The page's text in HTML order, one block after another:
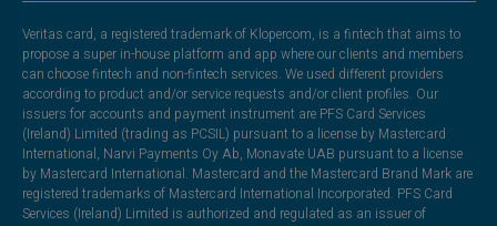
Veritas card, a registered trademark of Klopercom, is a fintech that aims to
propose a super in-house platform and app where our clients and members
can choose fintech and non-fintech services. We used different providers
according to product and/or service requests and/or client profiles. Our
issuers for accounts and payment instrument are PFS Card Services
(Ireland) Limited (trading as PCSIL) pursuant to a license by Mastercard
International, Narvi Payments Oy Ab, Monavate UAB pursuant to a license
by Mastercard International. Mastercard and the Mastercard Brand Mark are
registered trademarks of Mastercard International Incorporated. PFS Card
Services (Ireland) Limited is authorized and regulated as an issuer of